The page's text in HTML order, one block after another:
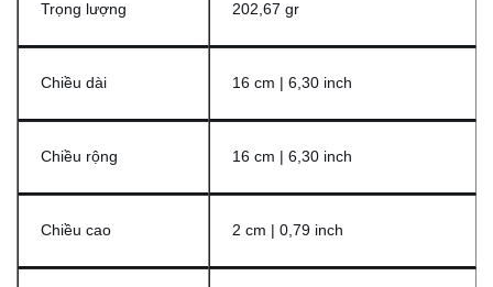
Trọng lượng 202,67 gr
Chiều dài 16 cm | 6,30 inch
Chiều rộng 16 cm | 6,30 inch
Chiều cao 2 cm | 0,79 inch